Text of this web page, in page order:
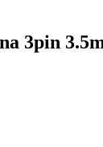
3pin